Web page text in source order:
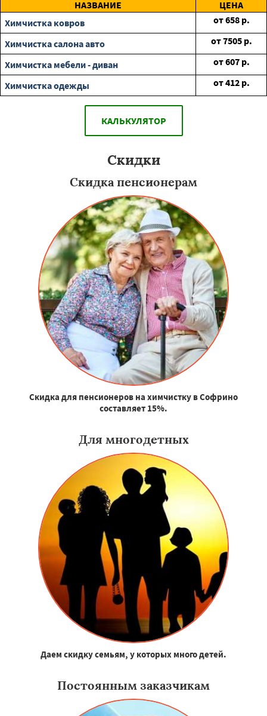
НАЗВАНИЕ
ЦЕНА
Химчистка ковров
от658 р.
Химчистка салона авто
от7505 р.
Химчистка мебели - диван
от607 р.
Химчистка одежды
от412 р.
КАЛЬКУЛЯТОР
Скидки
Скидка пенсионерам
Скидка для пенсионеров на химчистку в Софрино
составляет 15%.
Для многодетных
Даем скидку семьям, у которых много детей.
Постоянным заказчикам